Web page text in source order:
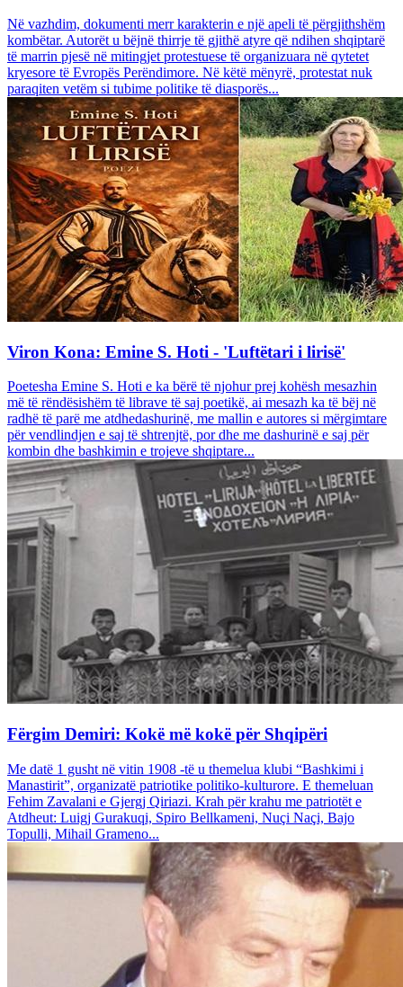
Në vazhdim, dokumenti merr karakterin e një apeli të përgjithshëm
kombëtar. Autorët u bëjnë thirrje të gjithë atyre që ndihen shqiptarë
të marrin pjesë në mitingjet protestuese të organizuara në qytetet
kryesore të Evropës Perëndimore. Në këtë mënyrë, protestat nuk
paraqiten vetëm si tubime politike të diasporës...
Viron Kona: Emine S. Hoti - 'Luftëtari i lirisë'
Poetesha Emine S. Hoti e ka bërë të njohur prej kohësh mesazhin
më të rëndësishëm të librave të saj poetikë, ai mesazh ka të bëj në
radhë të parë me atdhedashurinë, me mallin e autores si mërgimtare
për vendlindjen e saj të shtrenjtë, por dhe me dashurinë e saj për
kombin dhe bashkimin e trojeve shqiptare...
Fërgim Demiri: Kokë më kokë për Shqipëri
Me datë 1 gusht në vitin 1908 -të u themelua klubi “Bashkimi i
Manastirit”, organizatë patriotike politiko-kulturore. E themeluan
Fehim Zavalani e Gjergj Qiriazi. Krah për krahu me patriotët e
Atdheut: Luigj Gurakuqi, Spiro Bellkameni, Nuçi Naçi, Bajo
Topulli, Mihail Grameno...